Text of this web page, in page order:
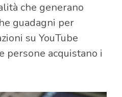
che generano
guadagni per
su YouTube
persone acquistano i